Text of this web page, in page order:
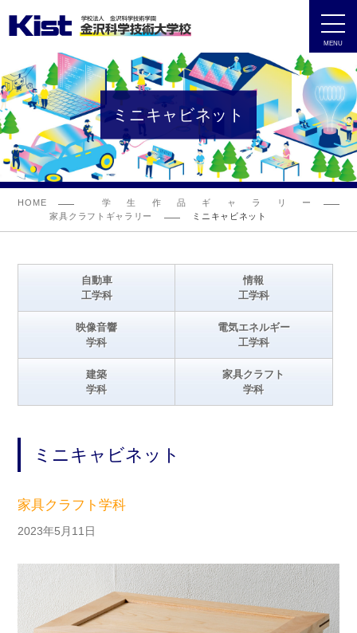
MENU
ミニキャビネット
HOME
学生作品ギャラリー
家具クラフトギャラリー
ミニキャビネット
自動車
工学科
情報
工学科
映像音響
学科
電気エネルギー
工学科
建築
学科
家具クラフト
学科
ミニキャビネット
家具クラフト学科
2023年5月11日